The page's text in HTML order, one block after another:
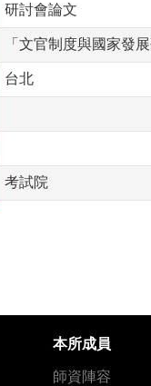
研討會論文
「文官制度與國家發展
台北
考試院
本所成員
師資陣容